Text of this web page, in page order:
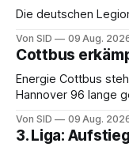
Die deutschen
Von SID 09 Aug.
Cottbus
Energie Cottbus
Hannover 96 lange
Von SID 09 Aug.
3. Liga: